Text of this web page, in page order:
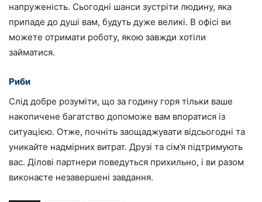
напруженість. Сьогодні шанси зустріти людину, яка
припаде до душі вам, будуть дуже великі. В офісі ви
можете отримати роботу, якою завжди хотіли
займатися.
Риби
Слід добре розуміти, що за годину горя тільки ваше
накопичене багатство допоможе вам впоратися із
ситуацією. Отже, почніть заощаджувати відсьогодні та
уникайте надмірних витрат. Друзі та сім’я підтримують
вас. Ділові партнери поведуться прихильно, і ви разом
виконаєте незавершені завдання.